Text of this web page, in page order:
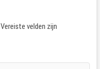
Vereiste velden zijn